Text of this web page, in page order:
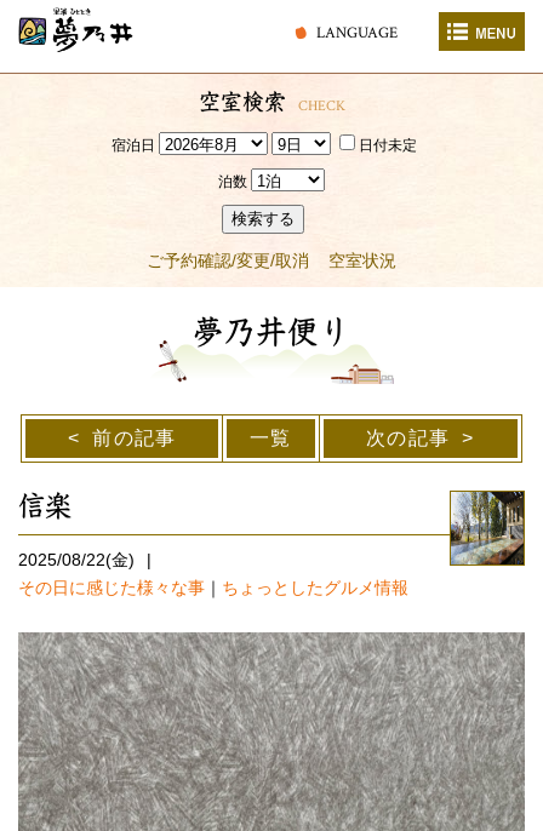
LANGUAGE
空室検索 CHECK
宿泊日 日付未定
泊数
検索する
ご予約確認/変更/取消 空室状況
夢乃井便り
前の記事 一覧 次の記事
信楽
2025/08/22(金)
その日に感じた様々な事 ｜ ちょっとしたグルメ情報